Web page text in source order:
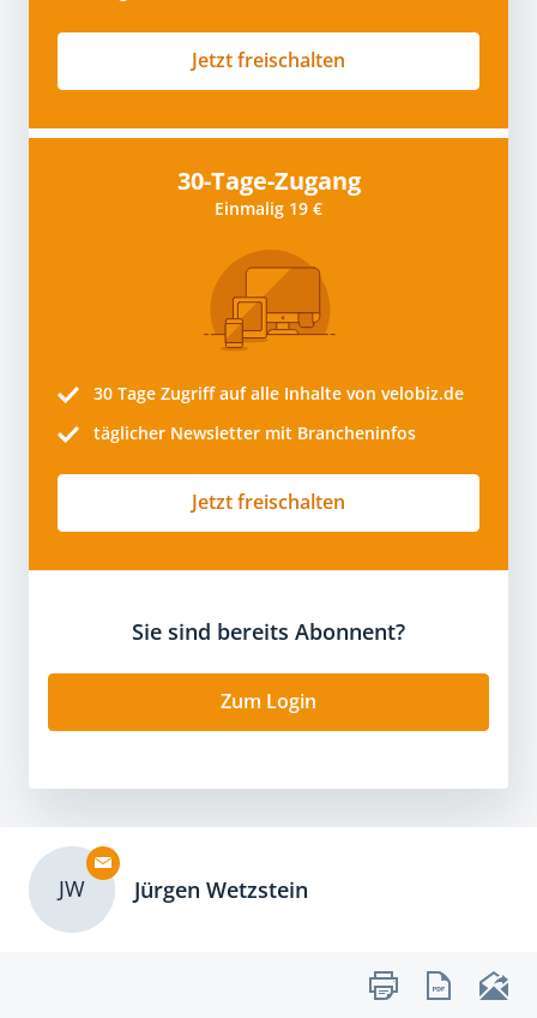
Jetzt freischalten
30-Tage-Zugang
Einmalig 19 €
30 Tage Zugriff auf alle Inhalte von velobiz.de
täglicher Newsletter mit Brancheninfos
Jetzt freischalten
Sie sind bereits Abonnent?
Zum Login
JW Jürgen Wetzstein